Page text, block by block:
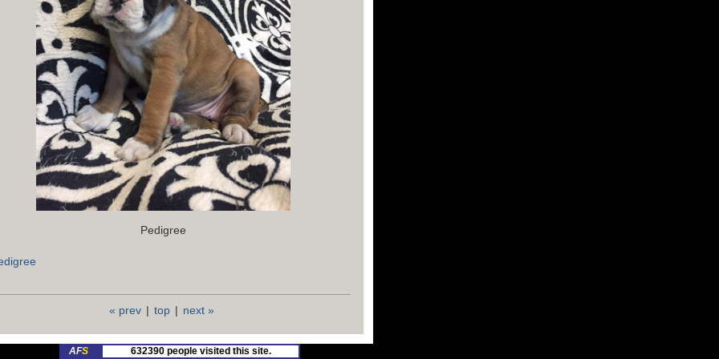
Pedigree
« prev | top | next »
AFS 632390 people visited this site.